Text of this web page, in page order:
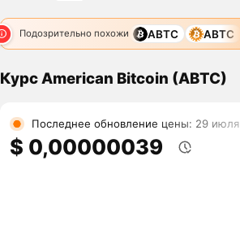
Подозрительно похожи ABTC ABTC
Курс American Bitcoin (ABTC)
Последнее обновление цены: 29 июля
$ 0,00000039